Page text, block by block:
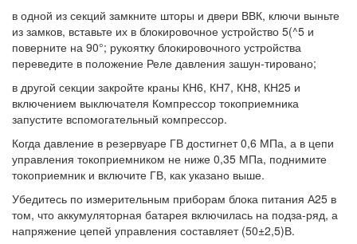
в одной из секций замкните шторы и двери ВВК, ключи выньте
из замков, вставьте их в блокировочное устройство 5(^5 и
поверните на 90°; рукоятку блокировочного устройства
переведите в положение Реле давления зашун-тировано;
в другой секции закройте краны КН6, КН7, КН8, КН25 и
включением выключателя Компрессор токоприемника
запустите вспомогательный компрессор.
Когда давление в резервуаре ГВ достигнет 0,6 МПа, а в цепи
управления токоприемником не ниже 0,35 МПа, поднимите
токоприемник и включите ГВ, как указано выше.
Убедитесь по измерительным приборам блока питания А25 в
том, что аккумуляторная батарея включилась на подза-ряд, а
напряжение цепей управления составляет (50±2,5)В.